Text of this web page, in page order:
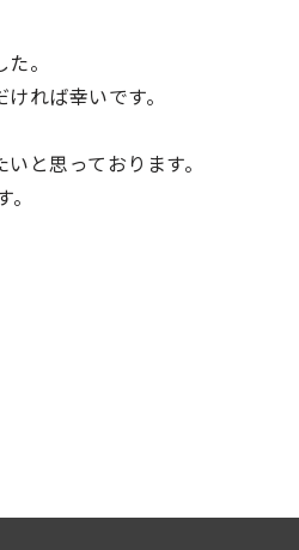
。
れば幸いです。
と思っております。